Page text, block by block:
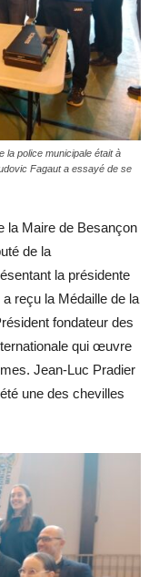
la police municipale était à
Fagaut a essayé de se
la Maire de Besançon
de la
la présidente
reçu la Médaille de la
fondateur des
qui œuvre
Jean-Luc Pradier
une des chevilles